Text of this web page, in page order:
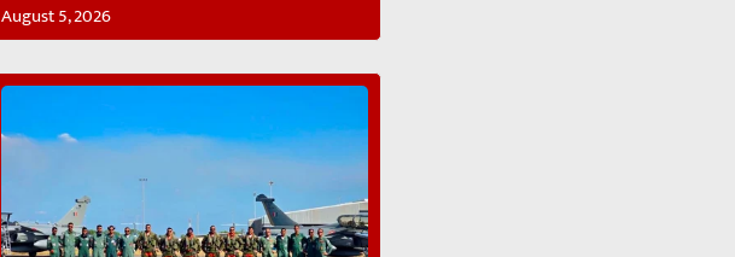
August 5, 2026